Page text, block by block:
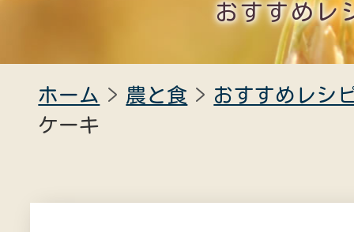
おすすめレ
ホーム 農と食
おすすめレシ
ケーキ